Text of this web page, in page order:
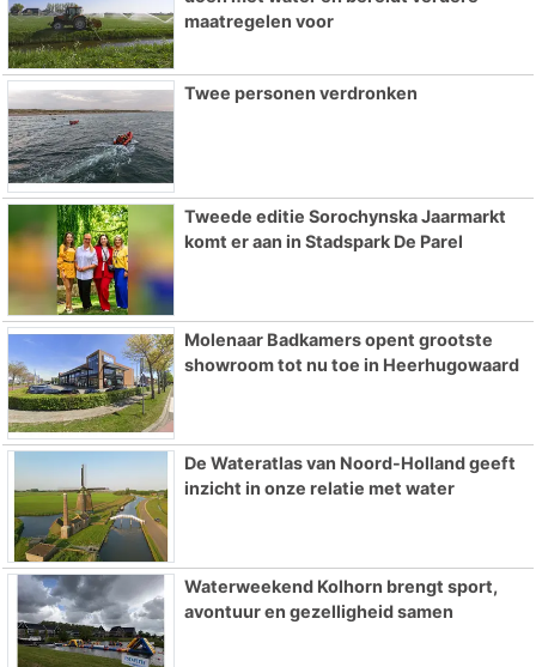
maatregelen voor
Twee personen verdronken
Tweede editie Sorochynska Jaarmarkt
komt er aan in Stadspark De Parel
Molenaar Badkamers opent grootste
showroom tot nu toe in Heerhugowaard
De Wateratlas van Noord-Holland geeft
inzicht in onze relatie met water
Waterweekend Kolhorn brengt sport,
avontuur en gezelligheid samen